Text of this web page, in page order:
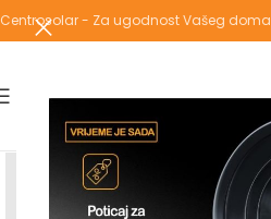
Centrosolar - Za ugodnost Vašeg doma